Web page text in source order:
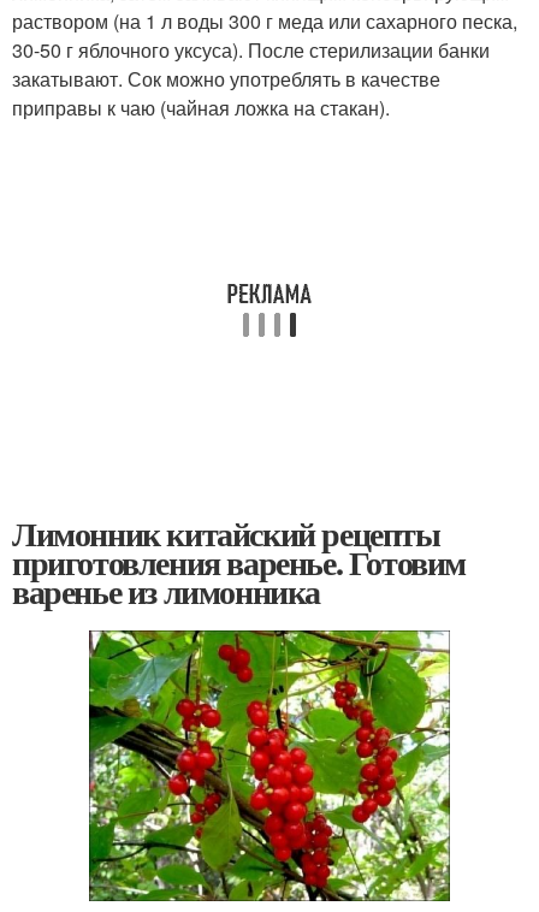
раствором (на 1 л воды 300 г меда или сахарного песка,
30-50 г яблочного уксуса). После стерилизации банки
закатывают. Сок можно употреблять в качестве
приправы к чаю (чайная ложка на стакан).
Лимонник китайский рецепты
приготовления варенье. Готовим
варенье из лимонника